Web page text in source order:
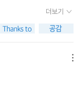
서 경험해 보지 못한
가능하겠다는 생각
라는 극적 요소도 배
로는 상처를 지우려
에 서서 보고 듣고
방안을 제시한다.
더보기